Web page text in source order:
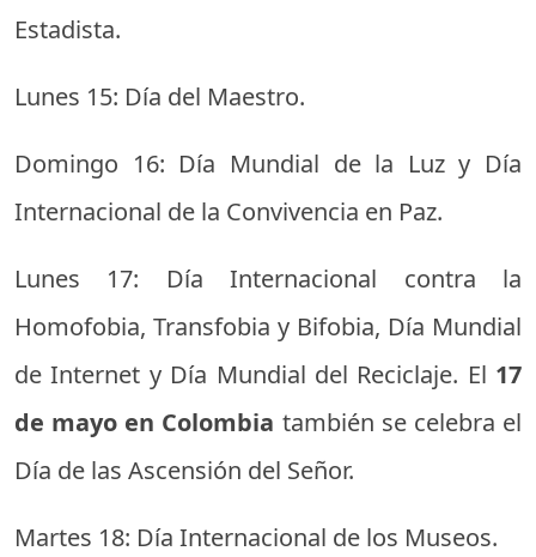
Estadista.
Lunes 15: Día del Maestro.
Domingo 16: Día Mundial de la Luz y Día
Internacional de la Convivencia en Paz.
Lunes 17: Día Internacional contra la
Homofobia, Transfobia y Bifobia, Día Mundial
de Internet y Día Mundial del Reciclaje. El 17
de mayo en Colombia también se celebra el
Día de las Ascensión del Señor.
Martes 18: Día Internacional de los Museos.